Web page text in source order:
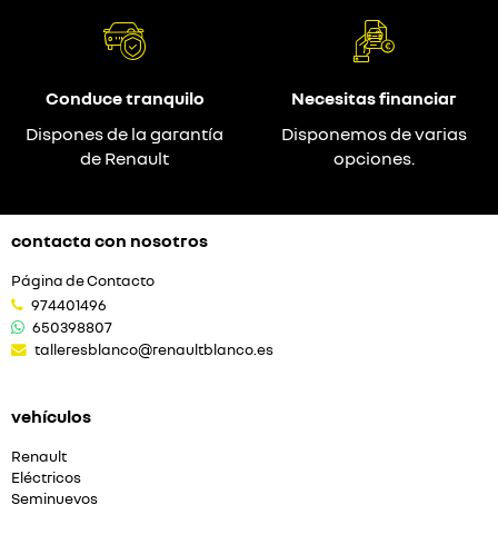
Conduce tranquilo
Dispones de la garantía
de Renault
Necesitas financiar
Disponemos de varias
opciones.
contacta con nosotros
Página de Contacto
974401496
650398807
talleresblanco@renaultblanco.es
vehículos
Renault
Eléctricos
Seminuevos